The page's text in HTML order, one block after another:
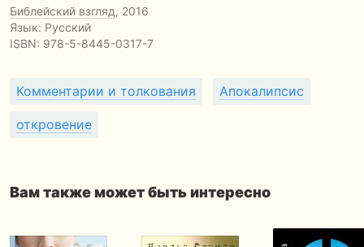
Библейский взгляд, 2016
Язык: Русский
ISBN: 978-5-8445-0317-7
Комментарии и толкования Апокалипсис
откровение
Вам также может быть интересно